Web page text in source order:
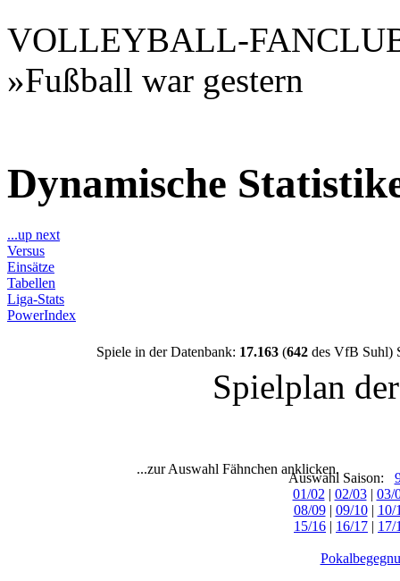
VOLLEYBALL-
»Fußball war gestern
Dynamische
...up next
Versus
Einsätze
Tabellen
Liga-Stats
PowerIndex
Spiele in der Datenbank: 17.163(642des VfB Suhl)
Spielplan
...zur Auswahl Fähnchen anklicken.
Auswahl Saison:
01/02 | 02/03| 03/
08/09| 09/10| 10/
15/16 | 16/17 | 17/